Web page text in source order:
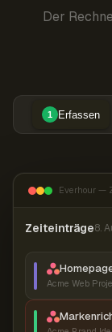
Der
1 Erfassen
Everhour —
Zeiteinträge8.
Acme Web